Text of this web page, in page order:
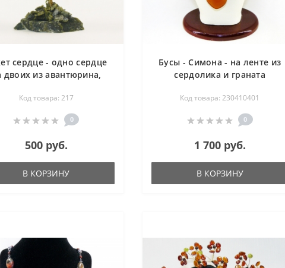
сердце - одно сердце
двоих из авантюрина,
цветы из камня
Код товара: 217
0
500 руб.
В КОРЗИНУ
Бусы - Симона - на ленте из
сердолика и граната
Код товара: 230410401
0
1 700 руб.
В КОРЗИНУ